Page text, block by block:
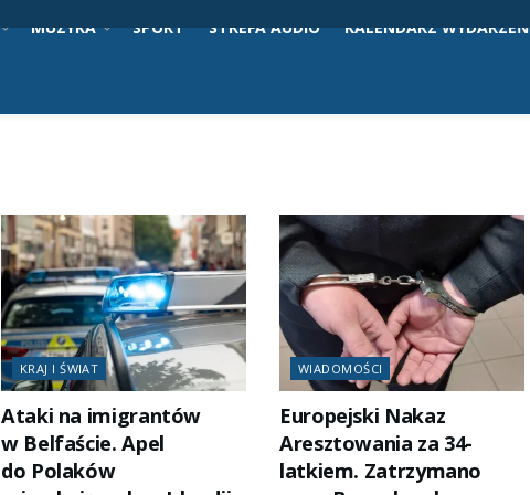
MUZYKA SPORT STREFA AUDIO KALENDARZ WYDARZEŃ
KRAJ I ŚWIAT
Ataki na imigrantów
w Belfaście. Apel
do Polaków
WIADOMOŚCI
Europejski Nakaz
Aresztowania za 34-
latkiem. Zatrzymano